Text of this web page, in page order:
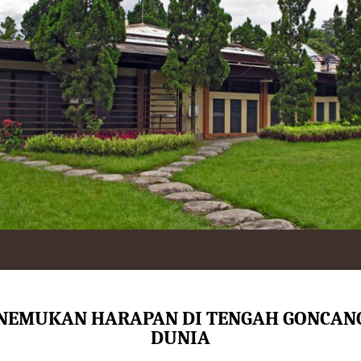
HARAPAN DI TENGAH
DUNIA